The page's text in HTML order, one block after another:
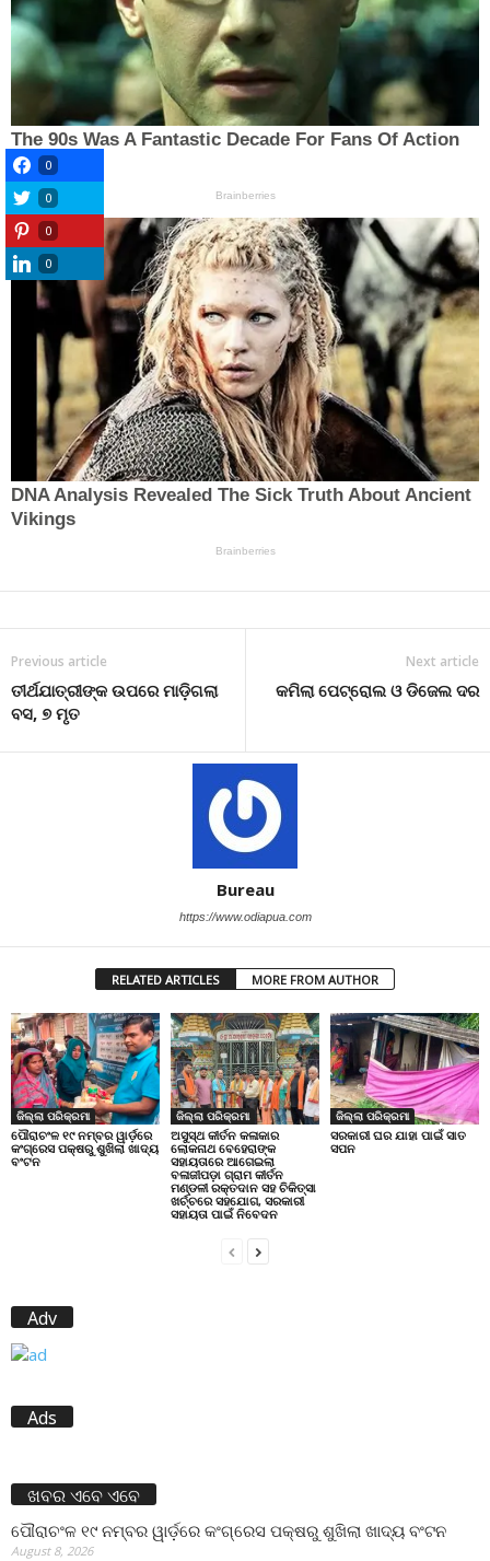
Previous article
ତୀର୍ଥଯାତ୍ରୀଙ୍କ ଉପରେ ମାଡ଼ିଗଲା
ବସ, ୭ ମୃତ
Next article
କମିଲା ପେଟ୍ରୋଲ ଓ ଡିଜେଲ ଦର
Bureau
https://www.odiapua.com
RELATED ARTICLES MORE FROM AUTHOR
ଜିଲ୍ଲା ପରିକ୍ରମା
ପୌରାଚଂଳ ୧୯ ନମ୍ବର ୱାର୍ଡ଼ରେ
କଂଗ୍ରେସ ପକ୍ଷରୁ ଶୁଖିଲା ଖାଦ୍ୟ
ବଂଟନ
ଜିଲ୍ଲା ପରିକ୍ରମା
ଅସୁସ୍ଥ କୀର୍ତନ କଳାକାର
ଲୋକନାଥ ବେହେରାଙ୍କ
ସହାୟତାରେ ଆଗେଇଲା
ବଳାଜୀପଡ଼ା ଗ୍ରାମ କୀର୍ତନ
ମଣ୍ଡଳୀ ରକ୍ତଦାନ ସହ ଚିକିତ୍ସା
ଖର୍ଚ୍ଚରେ ସହଯୋଗ, ସରକାରୀ
ସହାୟତା ପାଇଁ ନିବେଦନ
ଜିଲ୍ଲା ପରିକ୍ରମା
ସରକାରୀ ଘର ଯାହା ପାଇଁ ସାତ
ସପନ
Adv
Ads
ଖବର ଏବେ ଏବେ
ପୌରାଚଂଳ ୧୯ ନମ୍ବର ୱାର୍ଡ଼ରେ କଂଗ୍ରେସ ପକ୍ଷରୁ ଶୁଖିଲା ଖାଦ୍ୟ ବଂଟନ
August 8, 2026
0
0
0
0